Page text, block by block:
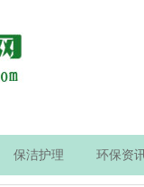
保洁护理 环保资